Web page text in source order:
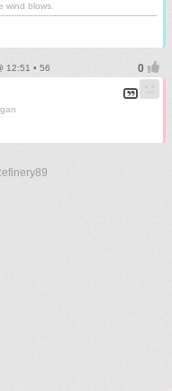
wind blows.
12:51 • 56